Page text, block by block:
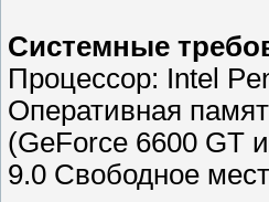
Cистемные
Процессор: Intel
Оперативная
(GeForce 6600 GT
9.0 Свободное